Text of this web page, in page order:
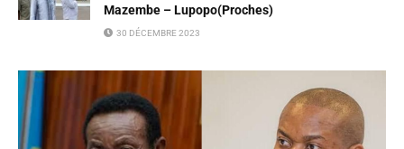
Mazembe – Lupopo(Proches)
30 DÉCEMBRE 2023